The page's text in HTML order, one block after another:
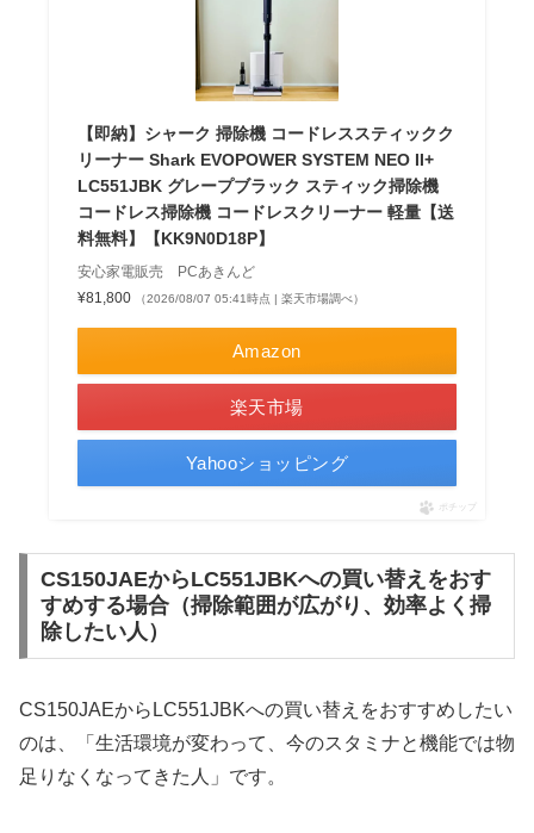
【即納】シャーク 掃除機 コードレススティックク
リーナー Shark EVOPOWER SYSTEM NEO II+
LC551JBK グレープブラック スティック掃除機
コードレス掃除機 コードレスクリーナー 軽量【送
料無料】【KK9N0D18P】
安心家電販売 PCあきんど
¥81,800
（2026/08/07 05:41時点 | 楽天市場調べ）
Amazon
楽天市場
Yahooショッピング
ポチップ
CS150JAEからLC551JBKへの買い替えをおす
すめする場合（掃除範囲が広がり、効率よく掃
除したい人）
CS150JAEからLC551JBKへの買い替えをおすすめしたい
のは、「生活環境が変わって、今のスタミナと機能では物
足りなくなってきた人」です。